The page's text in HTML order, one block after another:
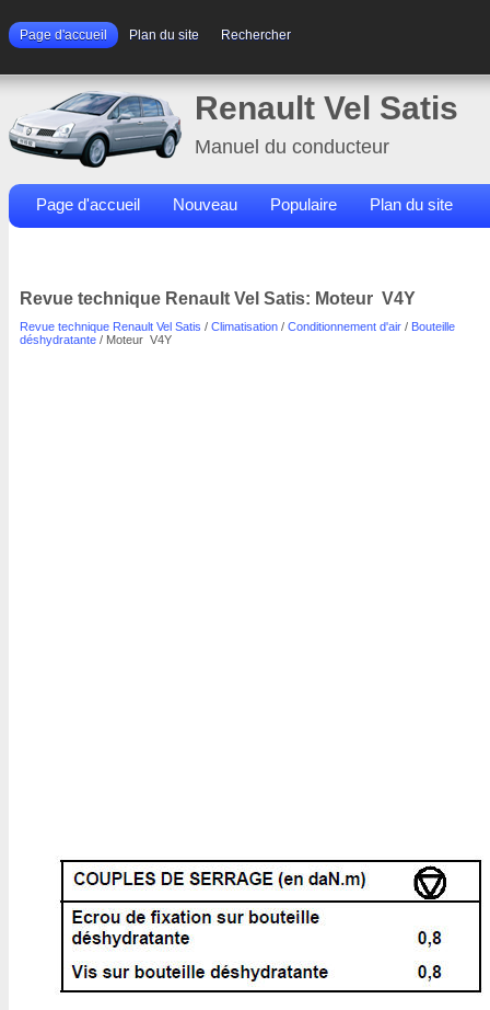
Page d'accueil Plan du site Rechercher
Renault Vel Satis
Manuel du conducteur
Page d'accueil Nouveau Populaire Plan du site
Revue technique Renault Vel Satis: Moteur V4Y
Revue technique Renault Vel Satis / Climatisation / Conditionnement d'air / Bouteille
déshydratante / Moteur V4Y